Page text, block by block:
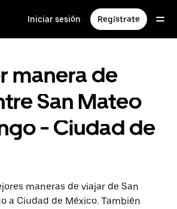
Iniciar sesión Regístrate
manera de
San Mateo
- Ciudad de
maneras de viajar de San
a Ciudad de México. También